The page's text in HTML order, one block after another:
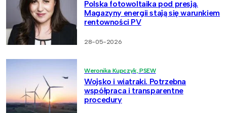
Polska fotowoltaika pod presją.
Magazyny energii stają się warunkiem
rentowności PV
28-05-2026
Weronika Kupczyk, PSEW
Wojsko i wiatraki. Potrzebna
współpraca i transparentne
procedury